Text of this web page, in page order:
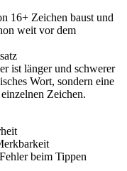
16+ Zeichen baust und
weit vor dem
ist länger und schwerer
Wort, sondern eine
Zeichen.
beim Tippen